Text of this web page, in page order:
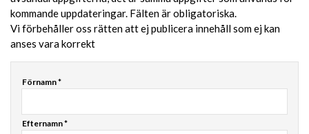
kommande uppdateringar. Fälten är obligatoriska.
Vi förbehåller oss rätten att ej publicera innehåll som ej kan
anses vara korrekt
Förnamn *
Efternamn *